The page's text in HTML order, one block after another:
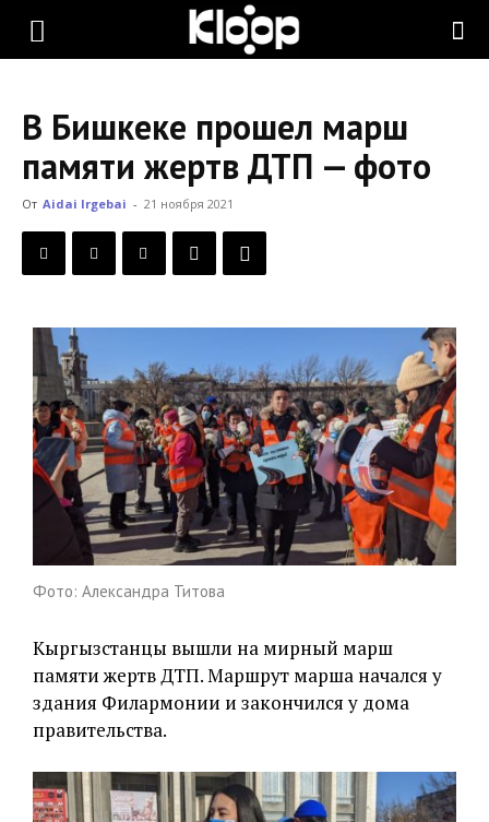
KLOOP.KG
Новости
В Бишкеке прошел марш
памяти жертв ДТП — фото
От Aidai Irgebai - 21 ноября 2021
Фото: Александра Титова
Кыргызстанцы вышли на мирный марш
памяти жертв ДТП. Маршрут марша начался у
здания Филармонии и закончился у дома
правительства.